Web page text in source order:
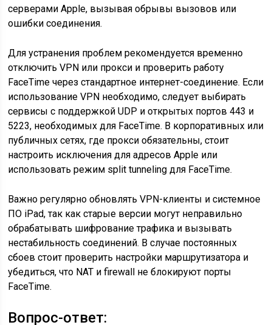
серверами Apple, вызывая обрывы вызовов или
ошибки соединения.
Для устранения проблем рекомендуется временно
отключить VPN или прокси и проверить работу
FaceTime через стандартное интернет-соединение. Если
использование VPN необходимо, следует выбирать
сервисы с поддержкой UDP и открытых портов 443 и
5223, необходимых для FaceTime. В корпоративных или
публичных сетях, где прокси обязательны, стоит
настроить исключения для адресов Apple или
использовать режим split tunneling для FaceTime.
Важно регулярно обновлять VPN-клиенты и системное
ПО iPad, так как старые версии могут неправильно
обрабатывать шифрование трафика и вызывать
нестабильность соединений. В случае постоянных
сбоев стоит проверить настройки маршрутизатора и
убедиться, что NAT и firewall не блокируют порты
FaceTime.
Вопрос-ответ: